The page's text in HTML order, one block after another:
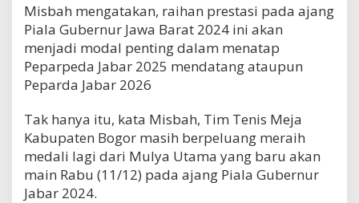
Misbah mengatakan, raihan prestasi pada ajang
Piala Gubernur Jawa Barat 2024 ini akan
menjadi modal penting dalam menatap
Peparpeda Jabar 2025 mendatang ataupun
Peparda Jabar 2026
Tak hanya itu, kata Misbah, Tim Tenis Meja
Kabupaten Bogor masih berpeluang meraih
medali lagi dari Mulya Utama yang baru akan
main Rabu (11/12) pada ajang Piala Gubernur
Jabar 2024.